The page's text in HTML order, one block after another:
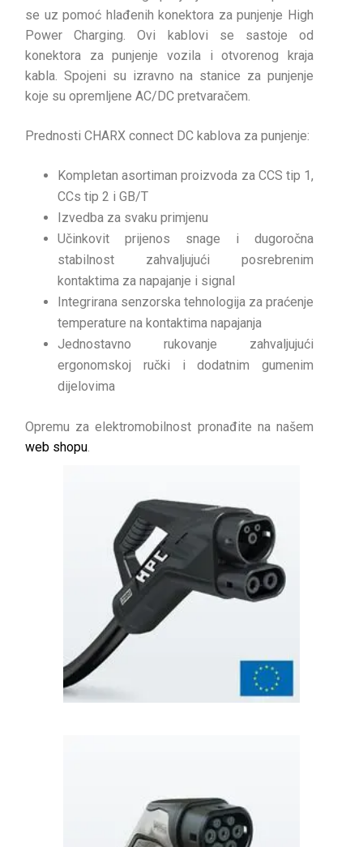
se uz pomoć hlađenih konektora za punjenje High
Power Charging. Ovi kablovi se sastoje od
konektora za punjenje vozila i otvorenog kraja
kabla. Spojeni su izravno na stanice za punjenje
koje su opremljene AC/DC pretvaračem.
Prednosti CHARX connect DC kablova za punjenje:
Kompletan asortiman proizvoda za CCS tip 1,
CCs tip 2 i GB/T
Izvedba za svaku primjenu
Učinkovit prijenos snage i dugoročna
stabilnost zahvaljujući posrebrenim
kontaktima za napajanje i signal
Integrirana senzorska tehnologija za praćenje
temperature na kontaktima napajanja
Jednostavno rukovanje zahvaljujući
ergonomskoj ručki i dodatnim gumenim
dijelovima
Opremu za elektromobilnost pronađite na našem
web shopu.